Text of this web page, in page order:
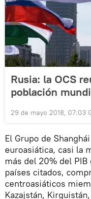
Rusia: la OCS
población
29 de mayo 2018, 07:03
El Grupo de
euroasiática, casi la
más del 20% del
países citados,
centroasiáticos
Kazajstán,